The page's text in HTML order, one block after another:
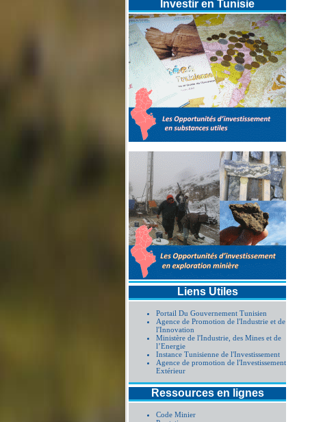
Investir en Tunisie
Liens Utiles
Portail Du Gouvernement Tunisien
Agence de Promotion de l'Industrie et de
l'Innovation
Ministère de l'Industrie, des Mines et de
l’Energie
Instance Tunisienne de l'Investissement
Agence de promotion de l'Investissement
Extérieur
Ressources en lignes
Code Minier